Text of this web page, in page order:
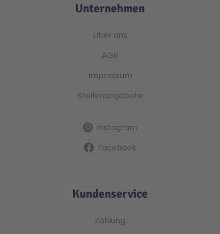
Unternehmen
Über uns
AGB
Impressum
Stellenangebote
Instagram
Facebook
Kundenservice
Zahlung